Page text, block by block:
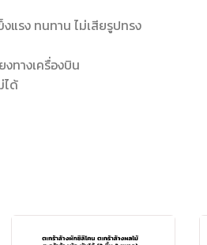
รง ทนทาน ไม่เสียรูปทรง
ทางเครื่องบิน
ได้